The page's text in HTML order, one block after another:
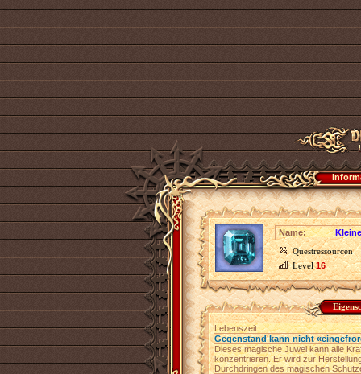
Name:
Questressourcen
Level16
Lebenszeit
Gegenstand kann nicht
Dieses magische Juwel kann alle
konzentrieren. Er wird zur
Durchdringen des magischen